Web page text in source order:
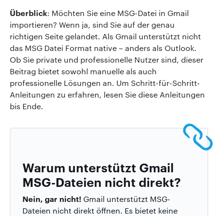
Überblick: Möchten Sie eine MSG-Datei in Gmail
importieren? Wenn ja, sind Sie auf der genau
richtigen Seite gelandet. Als Gmail unterstützt nicht
das MSG Datei Format native – anders als Outlook.
Ob Sie private und professionelle Nutzer sind, dieser
Beitrag bietet sowohl manuelle als auch
professionelle Lösungen an. Um Schritt-für-Schritt-
Anleitungen zu erfahren, lesen Sie diese Anleitungen
bis Ende.
Warum unterstützt Gmail
MSG-Dateien nicht direkt?
Nein, gar nicht! Gmail unterstützt MSG-
Dateien nicht direkt öffnen. Es bietet keine